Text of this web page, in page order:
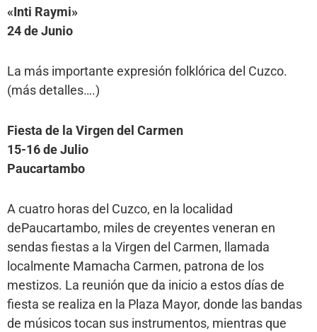
«Inti Raymi»
24 de Junio
La más importante expresión folklórica del Cuzco.
(más detalles….)
Fiesta de la Virgen del Carmen
15-16 de Julio
Paucartambo
A cuatro horas del Cuzco, en la localidad
dePaucartambo, miles de creyentes veneran en
sendas fiestas a la Virgen del Carmen, llamada
localmente Mamacha Carmen, patrona de los
mestizos. La reunión que da inicio a estos días de
fiesta se realiza en la Plaza Mayor, donde las bandas
de músicos tocan sus instrumentos, mientras que